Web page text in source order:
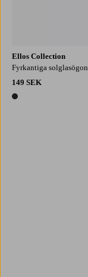
Ellos Collection
Fyrkantiga solglasögon
149 SEK
1 färg